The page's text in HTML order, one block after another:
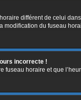
différent de celui
modification du fuseau
incorrecte !
fuseau horaire et que